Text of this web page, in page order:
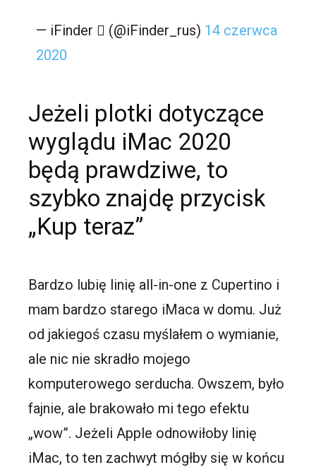
— iFinder  (@iFinder_rus) 14 czerwca
2020
Jeżeli plotki dotyczące
wyglądu iMac 2020
będą prawdziwe, to
szybko znajdę przycisk
„Kup teraz”
Bardzo lubię linię all-in-one z Cupertino i
mam bardzo starego iMaca w domu. Już
od jakiegoś czasu myślałem o wymianie,
ale nic nie skradło mojego
komputerowego serducha. Owszem, było
fajnie, ale brakowało mi tego efektu
„wow”. Jeżeli Apple odnowiłoby linię
iMac, to ten zachwyt mógłby się w końcu